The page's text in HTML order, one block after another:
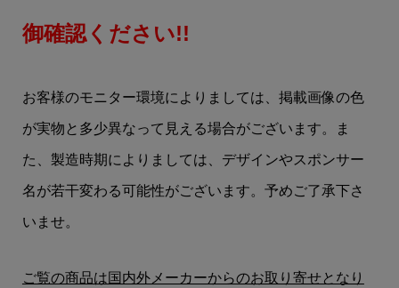
御確認ください!!
お客様のモニター環境によりましては、掲載画像の色
が実物と多少異なって見える場合がございます。ま
た、製造時期によりましては、デザインやスポンサー
名が若干変わる可能性がございます。予めご了承下さ
いませ。
ご覧の商品は国内外メーカーからのお取り寄せとなり